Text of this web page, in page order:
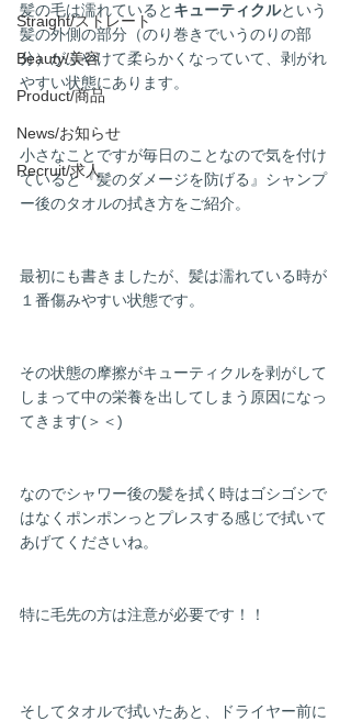
Straight/ストレート
Beauty/美容
Product/商品
News/お知らせ
Recruit/求人
髪の毛は濡れていると キューティクルという
髪の外側の部分（のり巻きでいうのりの部
分）がふやけて柔らかくなっていて、剥がれ
やすい状態にあります。
小さなことですが毎日のことなので気を付け
ていると『髪のダメージを防げる』シャンプ
ー後のタオルの拭き方をご紹介。
最初にも書きましたが、髪は濡れている時が
１番傷みやすい状態です。
その状態の摩擦がキューティクルを剥がして
しまって中の栄養を出してしまう原因になっ
てきます(＞＜)
なのでシャワー後の髪を拭く時はゴシゴシで
はなくポンポンっとプレスする感じで拭いて
あげてくださいね。
特に毛先の方は注意が必要です！！
そしてタオルで拭いたあと、ドライヤー前に